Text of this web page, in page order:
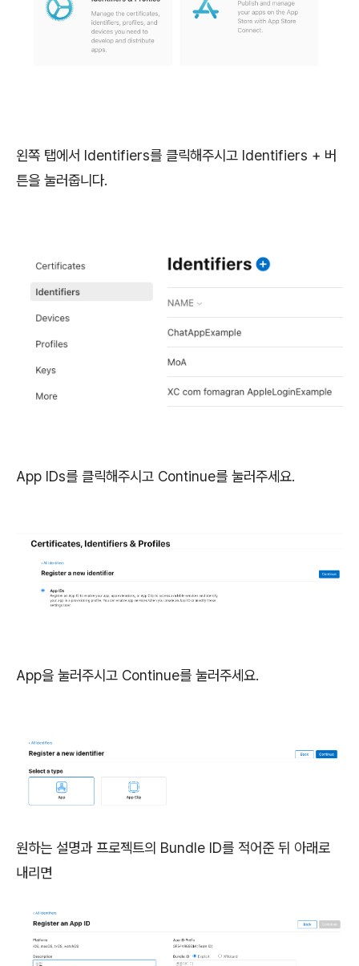
왼쪽 탭에서 Identifiers를 클릭해주시고 Identifiers + 버
튼을 눌러줍니다.
App IDs를 클릭해주시고 Continue를 눌러주세요.
App을 눌러주시고 Continue를 눌러주세요.
원하는 설명과 프로젝트의 Bundle ID를 적어준 뒤 아래로
내리면